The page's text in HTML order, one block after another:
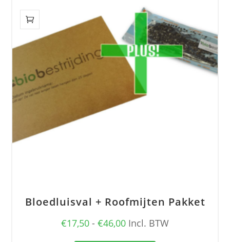
Bloedluisval + Roofmijten Pakket
€17,50 - €46,00Prijsklasse:
Incl. BTW